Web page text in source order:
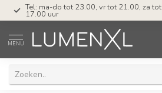
Tel: ma-do tot 23.00, vr tot 21.00, za tot
17.00 uur
MENU